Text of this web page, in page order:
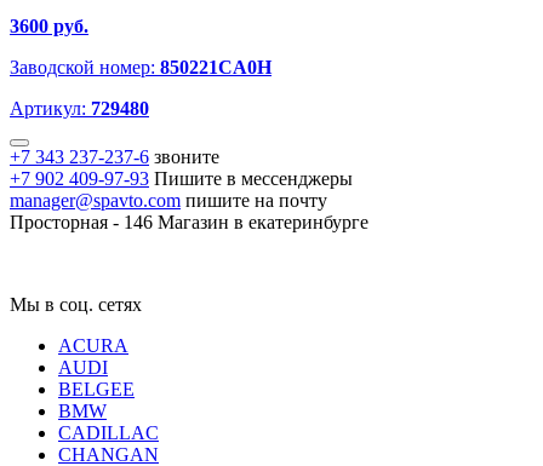
3600 руб.
Заводской номер: 850221CA0H
Артикул: 729480
+7 343 237-237-6 звоните
+7 902 409-97-93 Пишите в мессенджеры
manager@spavto.com пишите на почту
Просторная - 146 Магазин в екатеринбурге
Мы в соц. сетях
ACURA
AUDI
BELGEE
BMW
CADILLAC
CHANGAN